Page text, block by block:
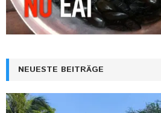
NEUESTE BEITRÄGE